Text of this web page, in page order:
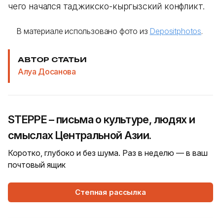
чего начался таджикско-кыргызский конфликт.
В материале использовано фото из Depositphotos.
АВТОР СТАТЬИ
Алуа Досанова
STEPPE – письма о культуре, людях и
смыслах Центральной Азии.
Коротко, глубоко и без шума. Раз в неделю — в ваш
почтовый ящик
Степная рассылка